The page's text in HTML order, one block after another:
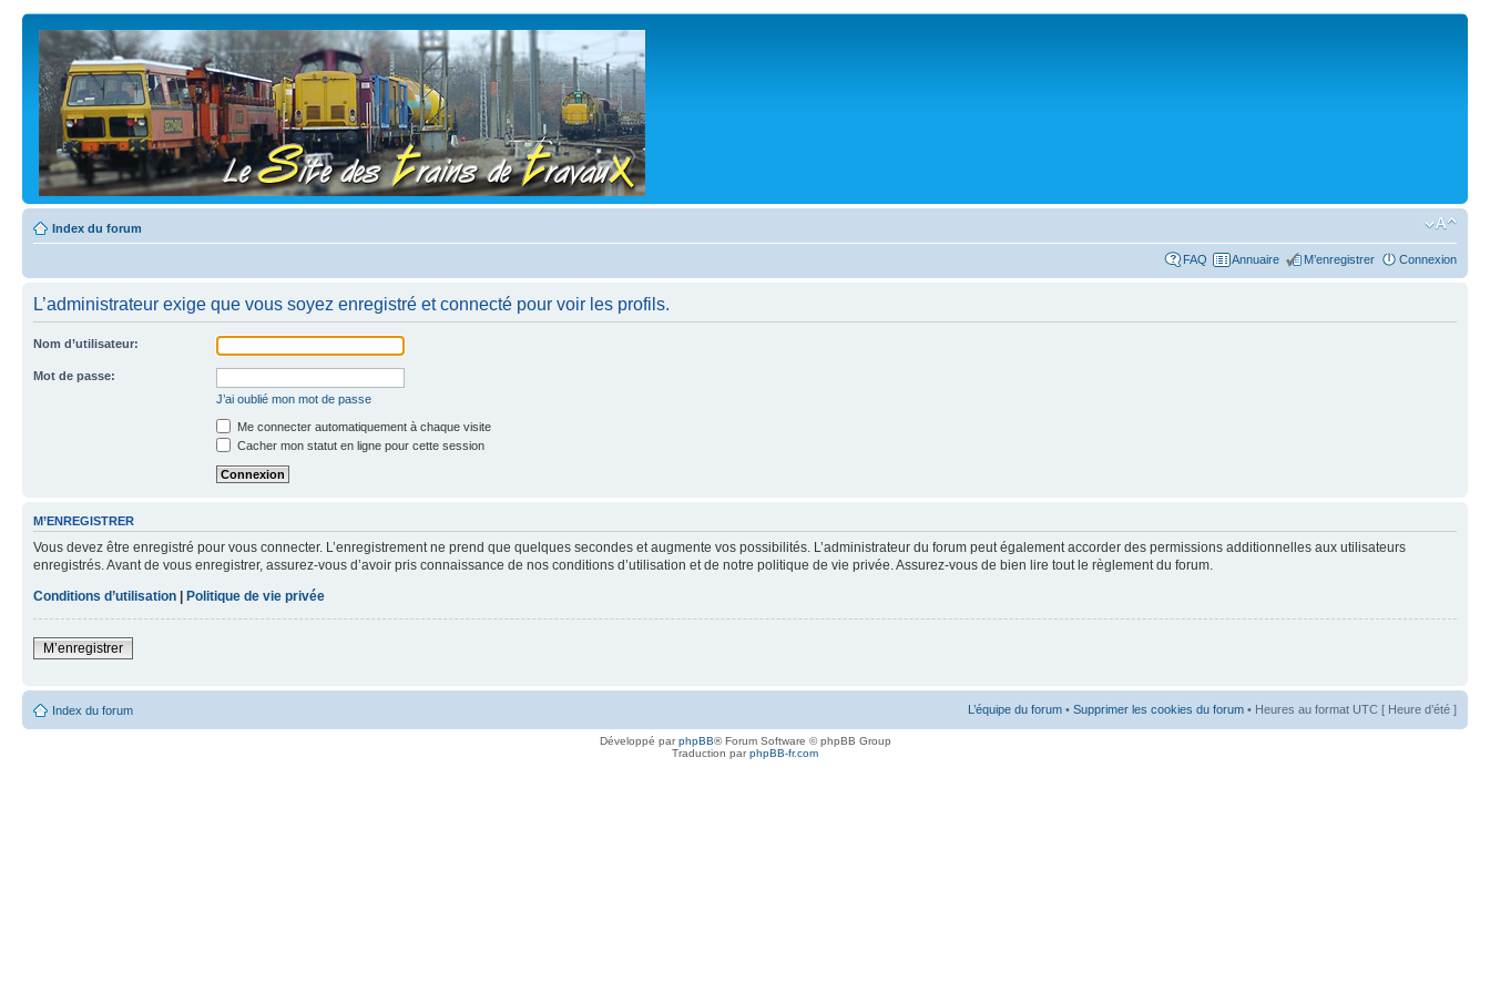
Index du forum
FAQ Annuaire M’enregistrer Connexion
L’administrateur exige que vous soyez enregistré et connecté pour voir les profils.
Nom d’utilisateur:
Mot de passe:
J’ai oublié mon mot de passe
Me connecter automatiquement à chaque visite
Cacher mon statut en ligne pour cette session
M’ENREGISTRER
Vous devez être enregistré pour vous connecter. L’enregistrement ne prend que quelques secondes et augmente vos possibilités. L’administrateur du forum peut également accorder des permissions additionnelles aux utilisateurs
enregistrés. Avant de vous enregistrer, assurez-vous d’avoir pris connaissance de nos conditions d’utilisation et de notre politique de vie privée. Assurez-vous de bien lire tout le règlement du forum.
Conditions d’utilisation | Politique de vie privée
M’enregistrer
Index du forum L’équipe du forum • Supprimer les cookies du forum • Heures au format UTC [ Heure d’été ]
Développé parphpBB® Forum Software © phpBB Group
Traduction parphpBB-fr.com